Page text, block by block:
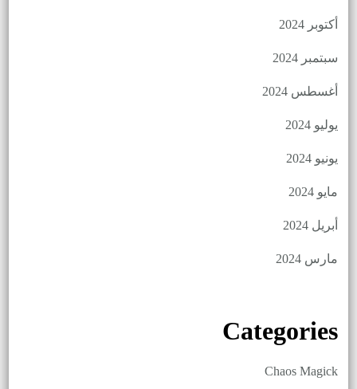
أكتوبر 2024
سبتمبر 2024
أغسطس 2024
يوليو 2024
يونيو 2024
مايو 2024
أبريل 2024
مارس 2024
Categories
Chaos Magick